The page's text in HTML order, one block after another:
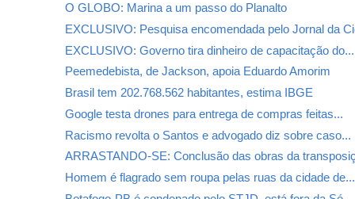
O GLOBO: Marina a um passo do Planalto
EXCLUSIVO: Pesquisa encomendada pelo Jornal da
EXCLUSIVO: Governo tira dinheiro de capacitação do...
Peemedebista, de Jackson, apoia Eduardo Amorim
Brasil tem 202.768.562 habitantes, estima IBGE
Google testa drones para entrega de compras feitas...
Racismo revolta o Santos e advogado diz sobre caso...
ARRASTANDO-SE: Conclusão das obras da
Homem é flagrado sem roupa pelas ruas da cidade de...